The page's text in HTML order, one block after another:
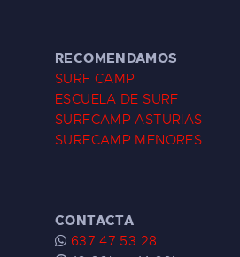
RECOMENDAMOS
SURF CAMP
ESCUELA DE SURF
SURFCAMP ASTURIAS
SURFCAMP MENORES
CONTACTA
637 47 53 28